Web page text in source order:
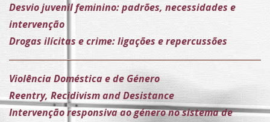
Desvio juvenil feminino: padrões, necessidades e
intervenção
Drogas ilícitas e crime: ligações e repercussões
Violência Doméstica e de Género
Reentry, Recidivism and Desistance
Intervenção responsiva ao género no sistema de